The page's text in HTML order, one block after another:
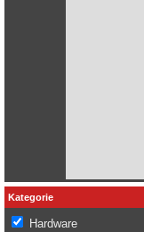
Kategorie
Hardware